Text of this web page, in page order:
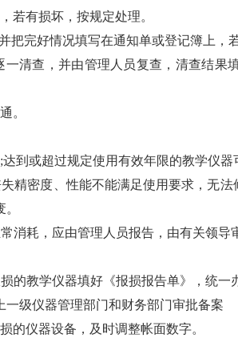
若有损坏，按规定处理。
完好情况填写在通知单或登记簿上，
清查，并由管理人员复查，清查结果
。
到或超过规定使用有效年限的教学仪器
精密度、性能不能满足使用要求，无
消耗，应由管理人员报告，由有关领导
的教学仪器填好《报损报告单》，统
级仪器管理部门和财务部门审批备案
的仪器设备，及时调整帐面数字。